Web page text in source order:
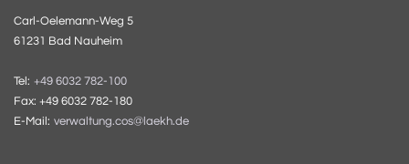
Carl-Oelemann-Weg 5
61231 Bad Nauheim
Tel: +49 6032 782-100
Fax: +49 6032 782-180
E-Mail: verwaltung.cos@laekh.de